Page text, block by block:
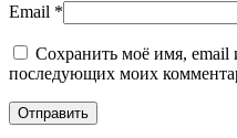
Email *
Сохранить моё имя, email
последующих моих